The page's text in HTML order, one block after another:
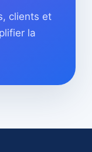
clients et
la